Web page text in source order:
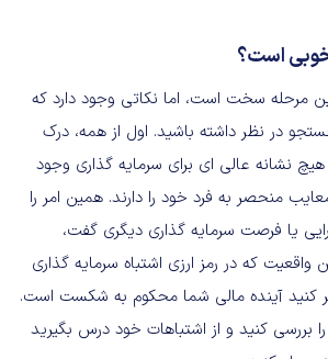
خوبی است؟
مرحله سخت است، اما نکاتی وجود دارد که
در نظر داشته باشید. اول از همه، درک
نشانه عالی ای برای سرمایه گذاری وجود
منحصر به فرد خود را دارند. همین امر را
یا فرصت سرمایه گذاری دیگری گفت،
واقعیت که در رمز ارزی اشتباه سرمایه گذاری
کنید آینده مالی شما محکوم به شکست است.
بررسی کنید و از اشتباهات خود درس بگیرید